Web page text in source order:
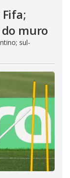
muro
sul-